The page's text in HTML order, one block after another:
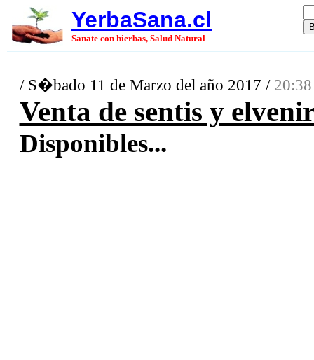
YerbaSana.cl
Sanate con hierbas, Salud Natural
/ S�bado 11 de Marzo del año 2017 /
Venta de sentis y
Disponibles...